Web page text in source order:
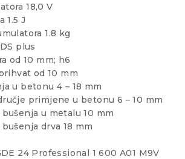
18,0 V
1.5 J
1.8 kg
plus
od 10 mm; h6
od 10 mm
u betonu 4 – 18 mm
primjene u betonu 6 – 10 mm
u metalu 10 mm
drva 18 mm
24 Professional 1 600 A01 M9V